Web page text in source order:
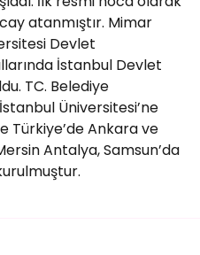
atanmıştır. Mimar
Devlet
İstanbul Devlet
TC. Belediye
Üniversitesi’ne
Türkiye’de Ankara ve
Antalya, Samsun’da